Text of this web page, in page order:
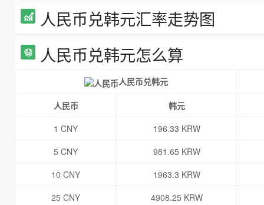
人民币兑韩元汇率走势图
人民币兑韩元怎么算
人民币兑韩元
人民币
韩元
1 CNY
196.33 KRW
5 CNY
981.65 KRW
10 CNY
1963.3 KRW
25 CNY
4908.25 KRW